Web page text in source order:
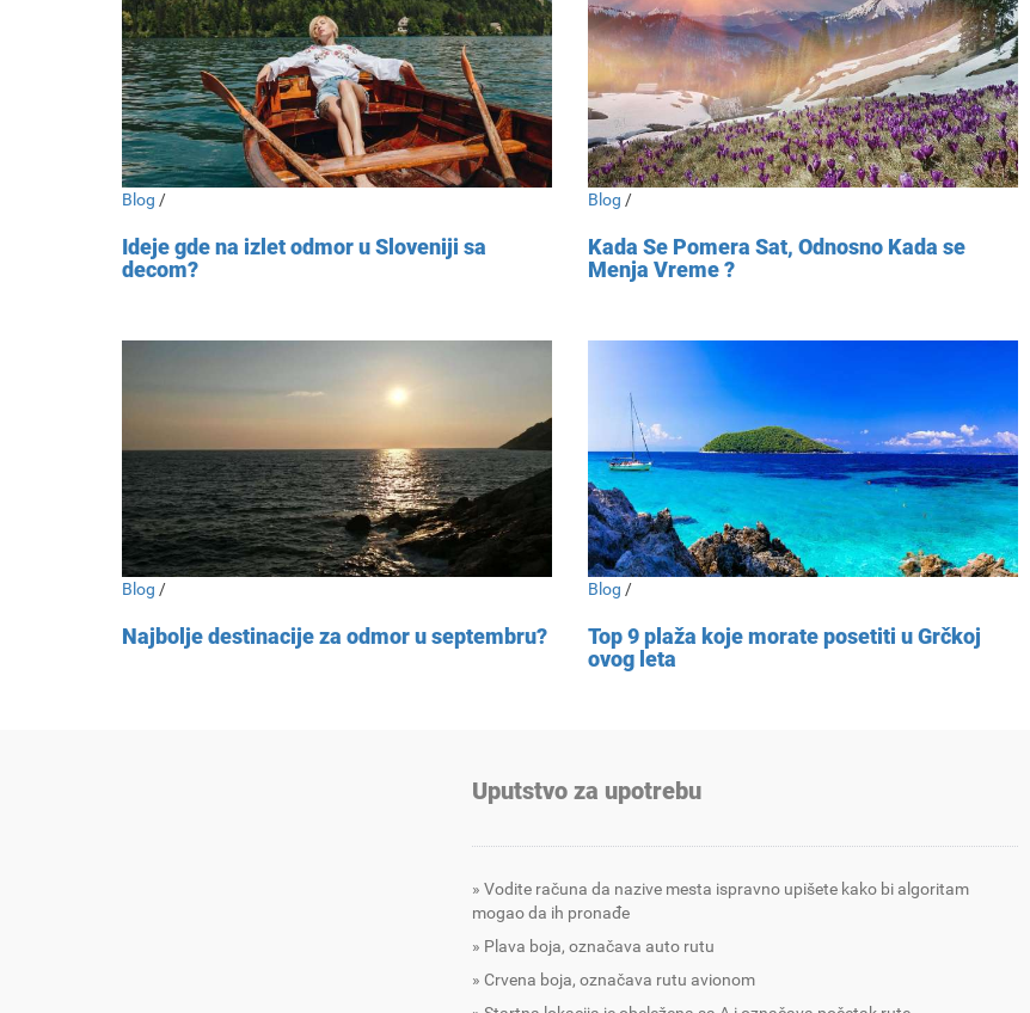
Blog /
Ideje gde na izlet odmor u Sloveniji sa
decom?
Blog /
Kada Se Pomera Sat, Odnosno Kada se
Menja Vreme ?
Blog /
Najbolje destinacije za odmor u septembru?
Blog /
Top 9 plaža koje morate posetiti u Grčkoj
ovog leta
Uputstvo za upotrebu
Vodite računa da nazive mesta ispravno upišete kako bi algoritam
mogao da ih pronađe
Plava boja, označava auto rutu
Crvena boja, označava rutu avionom